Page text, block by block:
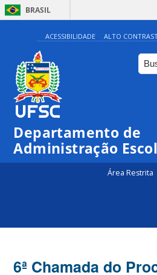
BRASIL
ACESSIBILIDADE ALTO
Departamento de
Administração
Área Restrita
6ª Chamada do